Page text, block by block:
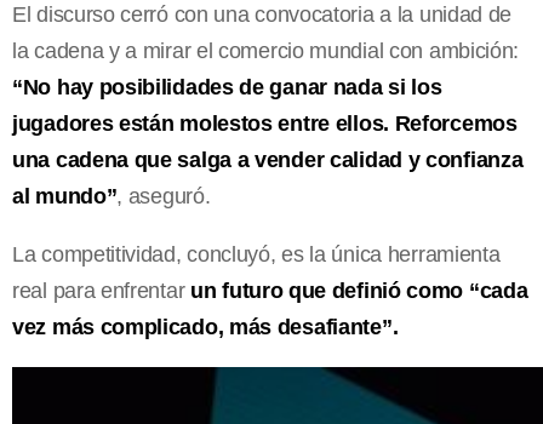
El discurso cerró con una convocatoria a la unidad de
la cadena y a mirar el comercio mundial con ambición:
“No hay posibilidades de ganar nada si los
jugadores están molestos entre ellos. Reforcemos
una cadena que salga a vender calidad y confianza
al mundo”, aseguró.
La competitividad, concluyó, es la única herramienta
real para enfrentar un futuro que definió como “cada
vez más complicado, más desafiante”.